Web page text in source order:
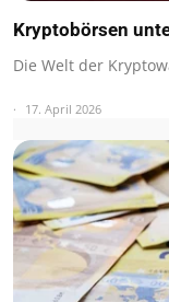
Kryptobörsen
Die Welt der
17. April 2026